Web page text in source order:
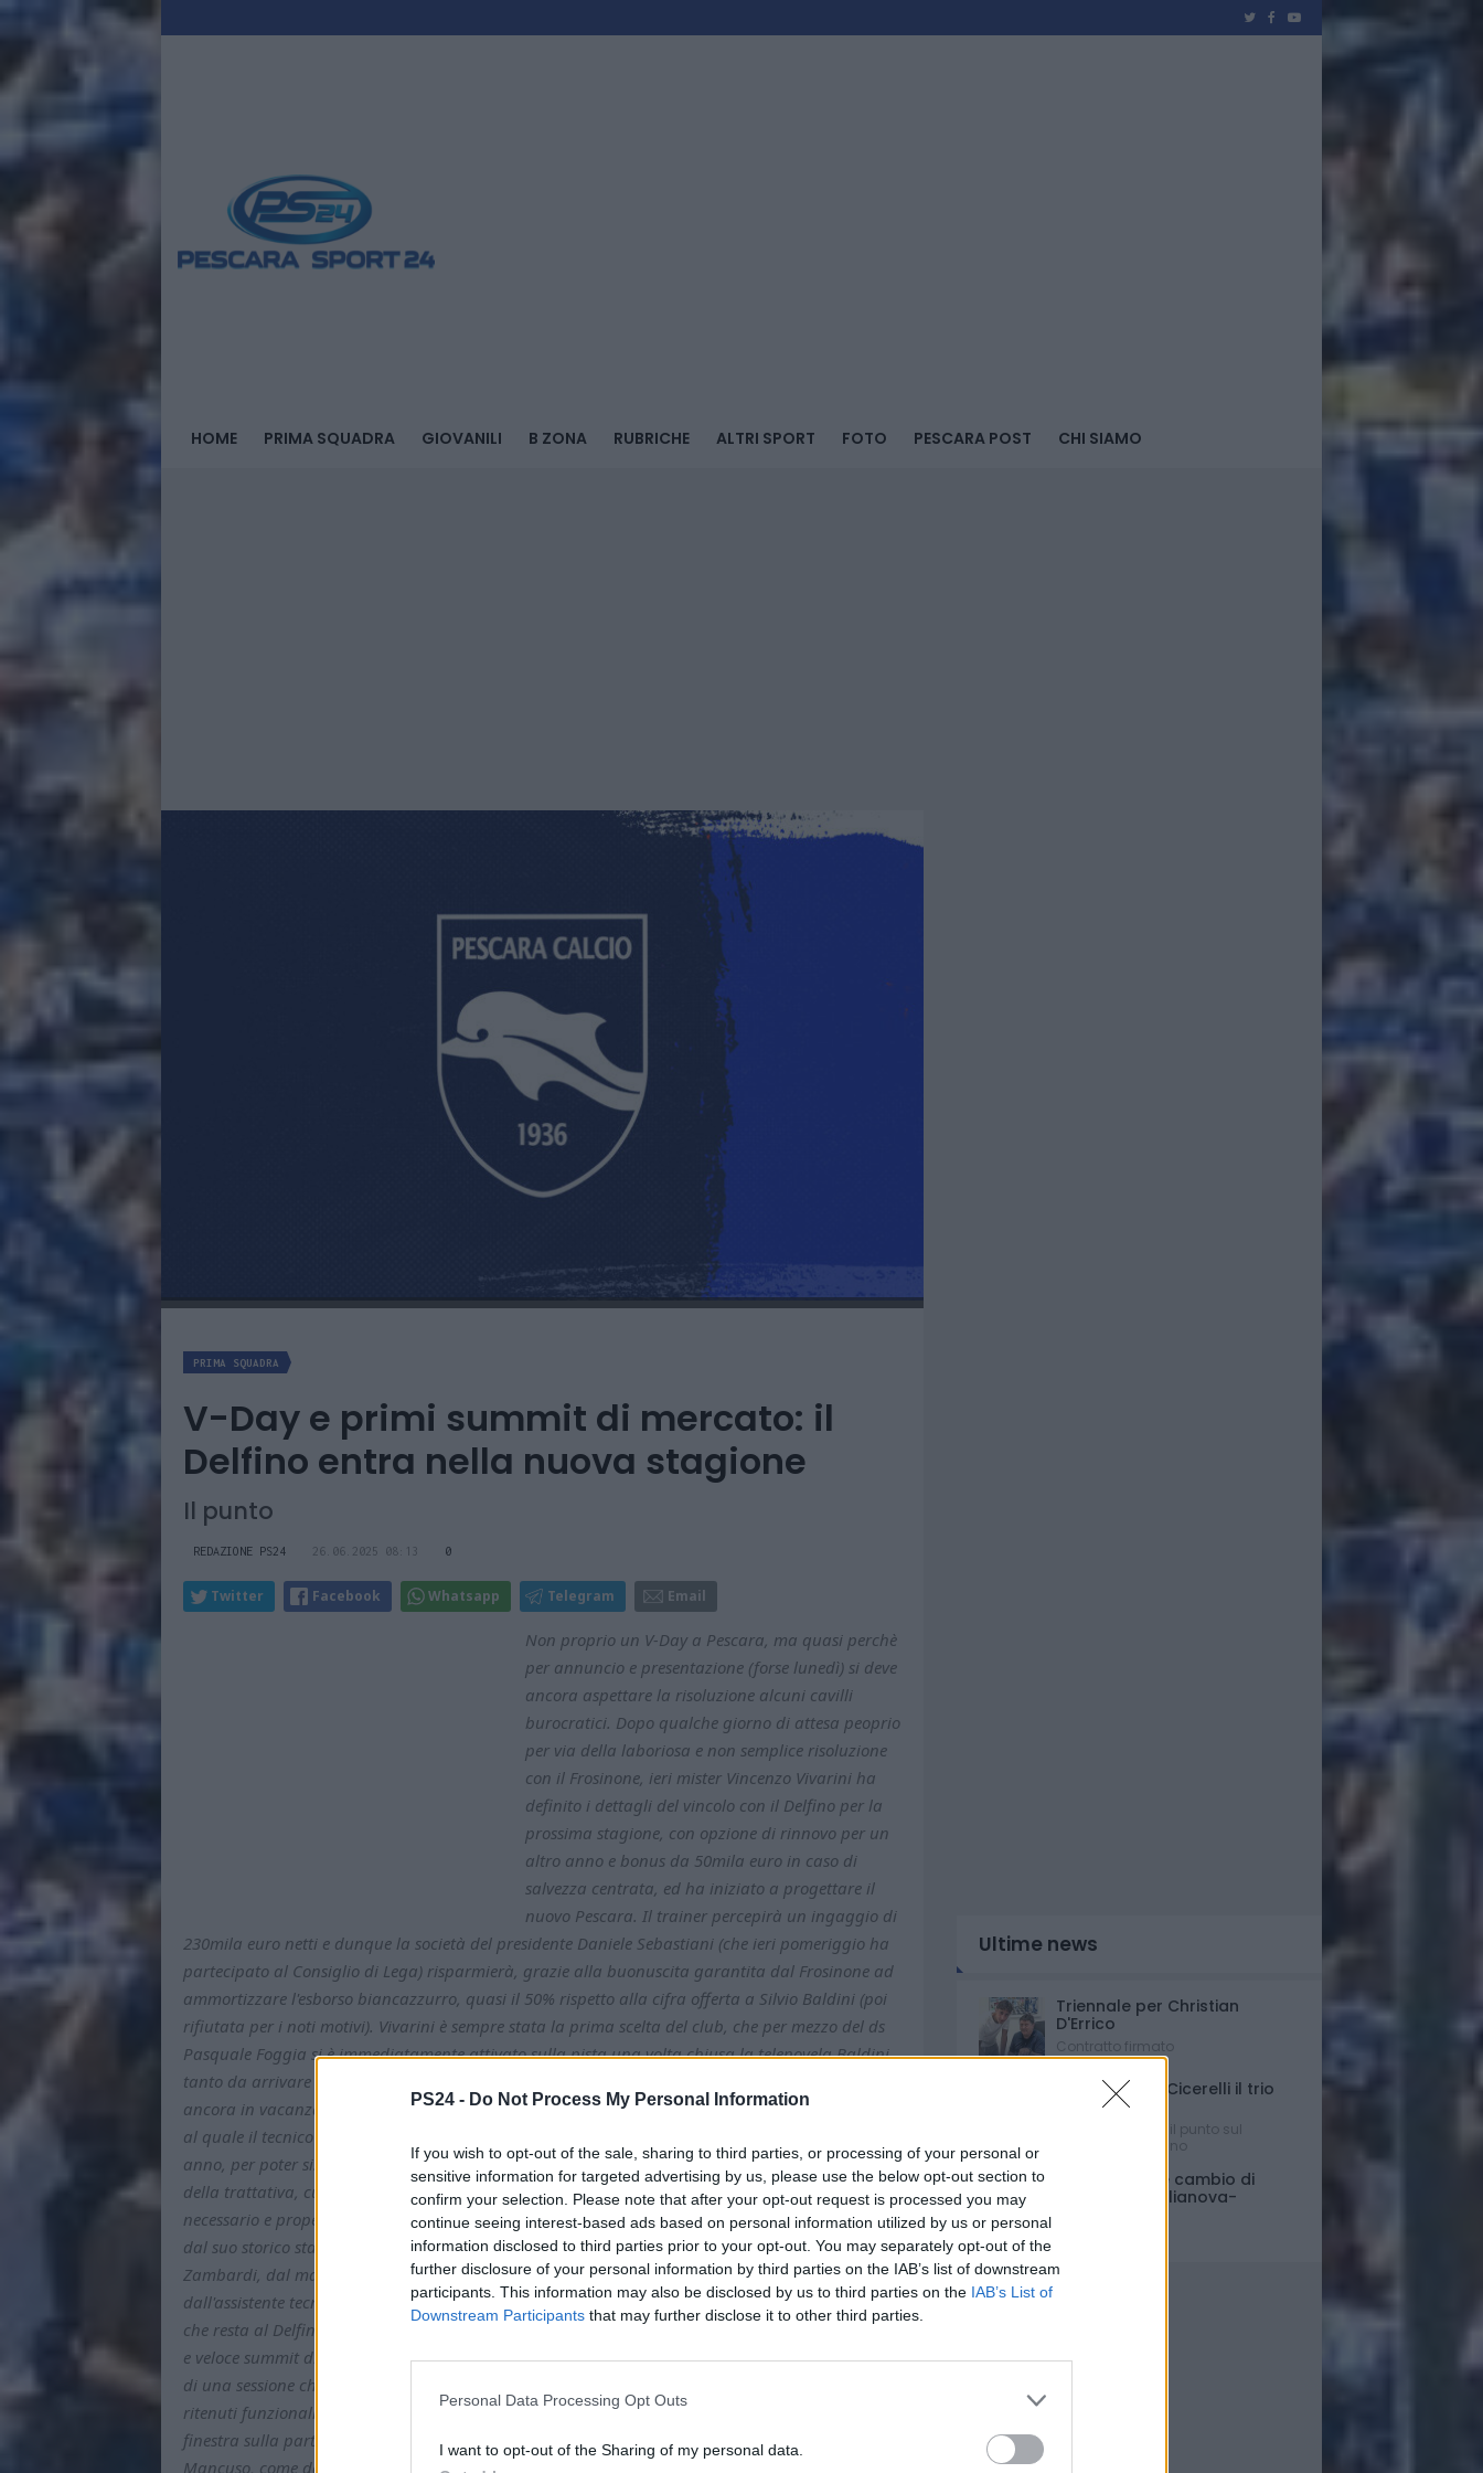
PS24 - Do Not Process My Personal Information
If you wish to opt-out of the sale, sharing to third parties, or processing of your personal or
sensitive information for targeted advertising by us, please use the below opt-out section to
confirm your selection. Please note that after your opt-out request is processed you may
continue seeing interest-based ads based on personal information utilized by us or personal
information disclosed to third parties prior to your opt-out. You may separately opt-out of the
further disclosure of your personal information by third parties on the IAB’s list of downstream
participants. This information may also be disclosed by us to third parties on the IAB’s List of
Downstream Participants that may further disclose it to other third parties.
Personal Data Processing Opt Outs
I want to opt-out of the Sharing of my personal data.
HOME PRIMA SQUADRA GIOVANILI B ZONA RUBRICHE ALTRI SPORT FOTO PESCARA POST CHI SIAMO
PRIMA SQUADRA
V-Day e primi summit di mercato: il
Delfino entra nella nuova stagione
Il punto
REDAZIONE PS24 26.06.2025 08:13 0
Twitter Facebook Whatsapp Telegram Email
Non proprio un V-Day a Pescara, ma quasi perchè
per annuncio e presentazione (forse lunedì) si deve
ancora aspettare la risoluzione alcuni cavilli
burocratici. Dopo qualche giorno di attesa peoprio
per via della laboriosa e non semplice risoluzione
con il Frosinone, ieri mister Vincenzo Vivarini ha
definito i dettagli del vincolo con il Delfino per la
prossima stagione, con opzione di rinnovo per un
altro anno e bonus da 50mila euro in caso di
salvezza centrata, ed ha iniziato a progettare il
nuovo Pescara. Il trainer percepirà un ingaggio di
230mila euro netti e dunque la società del presidente Daniele Sebastiani (che ieri pomeriggio ha
partecipato al Consiglio di Lega) risparmierà, grazie alla buonuscita garantita dal Frosinone ad
ammortizzare l'esborso biancazzurro, quasi il 50% rispetto alla cifra offerta a Silvio Baldini (poi
rifiutata per i noti motivi). Vivarini è sempre stata la prima scelta del club, che per mezzo del ds
Pasquale Foggia si è immediatamente attivato sulla pista una volta chiusa la telenovela Baldini
tanto da arrivare ad un accordo tra le parti già venerdì sera, quando l'allenatore si trovava
ancora in vacanza in Croazia. Tutto fatto subito, insomma, ma serviva il via libera del Frosinone,
al quale il tecnico originario di Ari ma residente a Francavilla al Mare era ancora legato per un
anno, per poter sistemare tutto. Lieto fine mai in discussione, ma si sono dovuti attendere i tempi
della trattativa, curata dall'agente Busardò, per chiudere il rapporto coi ciociari, passo
necessario e propedeutico al matrimonio con il Pescara. Vivarini nella sua avventura sarà seguito
dal suo storico staff, composto dal vice Andrea Milani, dal preparatore dei portieri Fabrizio
Zambardi, dal match analyst Massimo Carcerino, dal preparatore atletico Antonio Del Fosco e
dall'assistente tecnico Giancarlo Marini, ma avrà come ulteriore collaboratore Diego Labricciosa,
che resta al Delfino dopo aver lavorato già con Zeman e Baldini. Martedì sera c'è stato un primo
e veloce summit di mercato tra Vivarini e Foggia, ripreso ieri mattina per delineare le linee guida
di una sessione che sarà complicata ma che dovrà portare gli elementi di categoria che sono
ritenuti funzionali al progetto tecnico per raggiungere l'obiettivo di una tranquilla salvezza, con
finestra sulla parte sinistra della graduatoria. Tra i nomi più apprezzati c'è quello di Leonardo
Mancuso, come da PS24 anticipato, che è al capolinea della sua esperienza a Mantova e che
Ultime news
Triennale per Christian
D'Errico
Contratto firmato
Russo-Parigi-Cicerelli il trio
per Buscè?
Ipotesi e rumors: il punto sul
mercato del Delfino
Porte chiuse e cambio di
orario per Giulianova-